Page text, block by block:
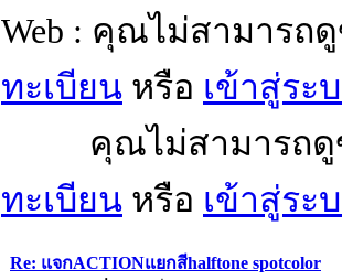
Web : คุณไม่สามาร
ทะเบียน หรือ เข้าสู่ระ
คุณไม่สามารถดู
ทะเบียน หรือ เข้าสู่ระ
Re: แจกACTIONแยกสีhalftone spotcolor